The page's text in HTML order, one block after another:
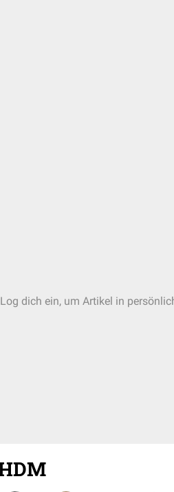
Log dich ein, um Artikel in